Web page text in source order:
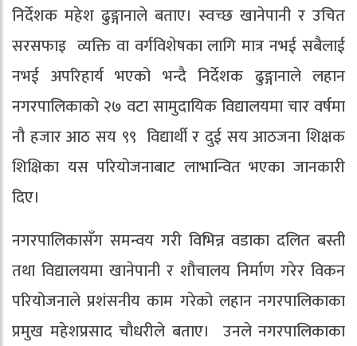
निर्देशक महेश ढुङ्गानाले बताए। स्वच्छ खानेपानी र उचित
सरसफाइ व्यक्ति वा वर्गविशेषका लागि मात्र नभई सबैलाई
नभई अपरिहार्य भएको भन्दै निर्देशक ढुङ्गानाले लहान
नगरपालिकाको २७ वटा सामुदायिक विद्यालयमा चार वर्षमा
नौ हजार आठ सय ९९ विद्यार्थी र दुई सय आठजना शिक्षक
शिक्षिका यस परियोजनाबाट लाभान्वित भएका जानकारी
दिए।
नगरपालिकासँग समन्वय गरी विभिन्न वडाका दलित बस्ती
तथा विद्यालयमा खानेपानी र शौचालय निर्माण गरेर विकन
परियोजनाले प्रशंसनीय काम गरेको लहान नगरपालिकाका
प्रमुख महेशप्रसाद चौधरीले बताए। उनले नगरपालिकाका